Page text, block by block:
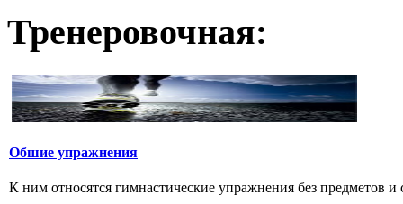
Тренеровочная:
Обшие упражнения
К ним относятся гимнастические упражнения без предметов